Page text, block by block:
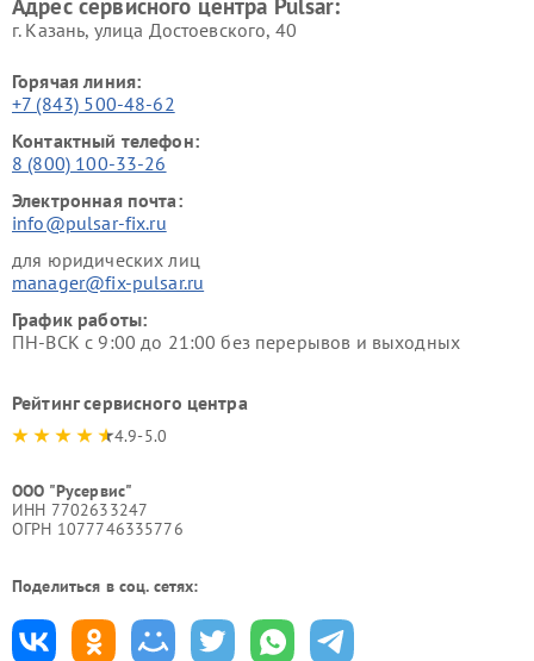
Адрес сервисного центра Pulsar:
г. Казань, улица Достоевского, 40
Горячая линия:
+7 (843) 500-48-62
Контактный телефон:
8 (800) 100-33-26
Электронная почта:
info@pulsar-fix.ru
для юридических лиц
manager@fix-pulsar.ru
График работы:
ПН-ВСК с 9:00 до 21:00 без перерывов и выходных
Рейтинг сервисного центра
4.9-5.0
ООО "Русервис"
ИНН 7702633247
ОГРН 1077746335776
Поделиться в соц. сетях: